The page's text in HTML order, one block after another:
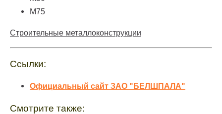
М75
Строительные металлоконструкции
Ссылки:
Официальный сайт ЗАО "БЕЛШПАЛА"
Смотрите также: